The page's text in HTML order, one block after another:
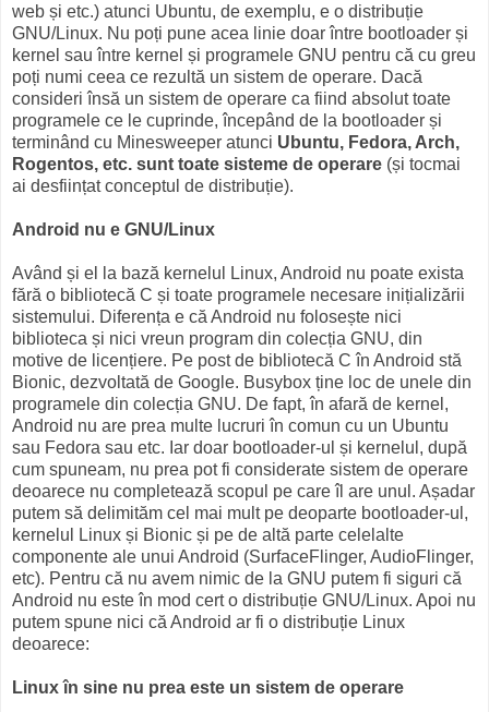
web și etc.) atunci Ubuntu, de exemplu, e o distribuție
GNU/Linux. Nu poți pune acea linie doar între bootloader și
kernel sau între kernel și programele GNU pentru că cu greu
poți numi ceea ce rezultă un sistem de operare. Dacă
consideri însă un sistem de operare ca fiind absolut toate
programele ce le cuprinde, începând de la bootloader și
terminând cu Minesweeper atunci Ubuntu, Fedora, Arch,
Rogentos, etc. sunt toate sisteme de operare (și tocmai
ai desființat conceptul de distribuție).
Android nu e GNU/Linux
Având și el la bază kernelul Linux, Android nu poate exista
fără o bibliotecă C și toate programele necesare inițializării
sistemului. Diferența e că Android nu folosește nici
biblioteca și nici vreun program din colecția GNU, din
motive de licențiere. Pe post de bibliotecă C în Android stă
Bionic, dezvoltată de Google. Busybox ține loc de unele din
programele din colecția GNU. De fapt, în afară de kernel,
Android nu are prea multe lucruri în comun cu un Ubuntu
sau Fedora sau etc. Iar doar bootloader-ul și kernelul, după
cum spuneam, nu prea pot fi considerate sistem de operare
deoarece nu completează scopul pe care îl are unul. Așadar
putem să delimităm cel mai mult pe deoparte bootloader-ul,
kernelul Linux și Bionic și pe de altă parte celelalte
componente ale unui Android (SurfaceFlinger, AudioFlinger,
etc). Pentru că nu avem nimic de la GNU putem fi siguri că
Android nu este în mod cert o distribuție GNU/Linux. Apoi nu
putem spune nici că Android ar fi o distribuție Linux
deoarece:
Linux în sine nu prea este un sistem de operare